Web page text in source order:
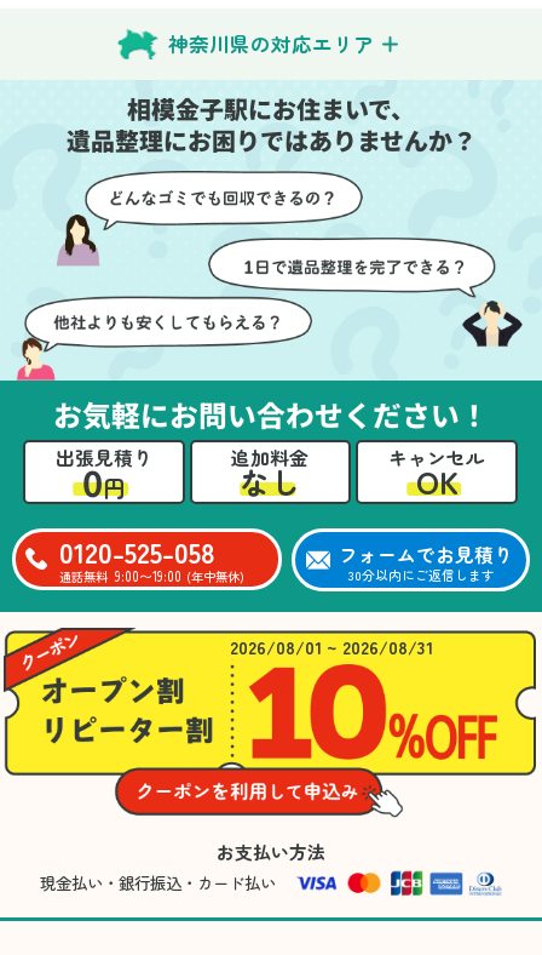
んが手際よく片付けてく
れたので、部屋が驚くほ
どスッキリしました。自
分では手が回らなかった
場所も含め、プロの力を
実感しました。
特に、物が散乱していた
部屋の整理や、細かなア
イテムの仕分けを迅速か
つ丁寧に対応していただ
けたのがありがたかった
です。家族それぞれが必
要なものを確認しながら
進めることができ、安心
できました。さらに、作
業終了後には部屋全体を
清掃していただき、まる
で新しい家のような清潔
よく対応していただき驚
きました。
当日は2名のスタッフが来
てくださり、作業の流れ
や注意点をしっかり説明
していただけたので、こ
ちらも安心感を持って作
業を見守ることができま
した。運び出しの際も、
壁や床を傷つけないよう
に細心の注意を払ってい
ただき、家全体がスムー
ズに片付いていくのがと
業が終わった後には、こ
ちらからお願いしなくて
も部屋を簡単に清掃して
いただけたのも好印象で
した。
サイクル可能なものにつ
いても教えていただき、
今後の片付けにも役立つ
知識が増えました。また
何かあれば、ぜひお願い
したいと思っています。
心のこもったサービスを
ありがとうございまし
た。
神奈川県の対応エリア
相模金子駅にお住まいで、
遺品整理にお困りではありませんか？
お気軽にお問い合わせください！
出張見積り
0円
追加料金
なし
キャンセル
OK
0120-525-058
通話無料 9:00〜19:00 (年中無休)
フォームでお見積り
30分以内にご返信します
2026/08/01 ~ 2026/08/31
お支払い方法
現金払い・銀行振込・カード払い